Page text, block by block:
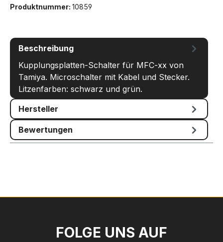
Produktnummer: 10859
Beschreibung
Kupplungsplatten-Schalter für MFC-xx von
Tamiya. Microschalter mit Kabel und Stecker.
Litzenfarben: schwarz und grün.
Hersteller
Bewertungen
FOLGE UNS AUF